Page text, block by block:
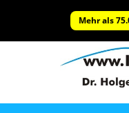
Mehr als